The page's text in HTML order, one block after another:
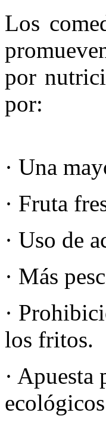
Los
por
por:
· Una
· Fruta
· Uso de
· Más
·
los fritos.
·
ecológicos